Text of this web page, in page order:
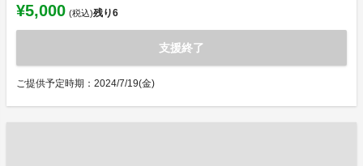
¥5,000 (税込)残り6
支援終了
ご提供予定時期：2024/7/19(金)